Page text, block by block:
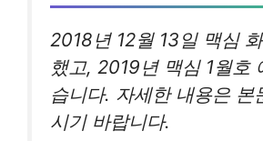
2018년 12월 13일 맥심
했고, 2019년 맥심 1월호
습니다. 자세한 내용은 본
시기 바랍니다.